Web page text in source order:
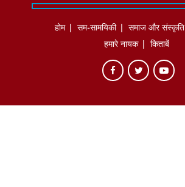
होम सम-सामयिकी समाज और संस्कृति
हमारे नायक
किताबें